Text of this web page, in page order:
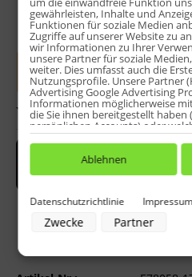
In den
Bewerten
gewährleisten, Inhalte und
Funktionen für soziale Medien
Zugriffe auf unserer Website zu
wir Informationen zu Ihrer
unsere Partner für soziale
weiter. Dies umfasst auch die
Nutzungsprofile. Unsere Partner
Advertising Google Advertising
Informationen möglicherweise
die Sie ihnen bereitgestellt haben
persönlichen Accounts) oder
Nutzung der Dienste gesammelt
anderer Geräte). Ihre
und Pixeln können Sie jederzeit
Datenschutz-Button links unten
Zwecke der Datenverarbeitung
Speichern von oder Zugriff auf
Verwendung von Profilen zur
Erstellung von Profilen zur
Datenschutzrichtlinie Impressum
Zwecke Partner
Ablehnen